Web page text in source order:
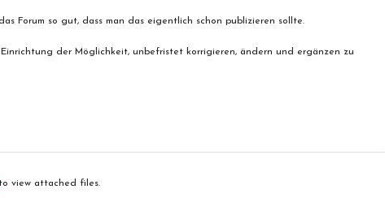
Forum so gut, dass man das eigentlich schon publizieren sollte.
der Möglichkeit, unbefristet korrigieren, ändern und ergänzen zu
to view attached files.